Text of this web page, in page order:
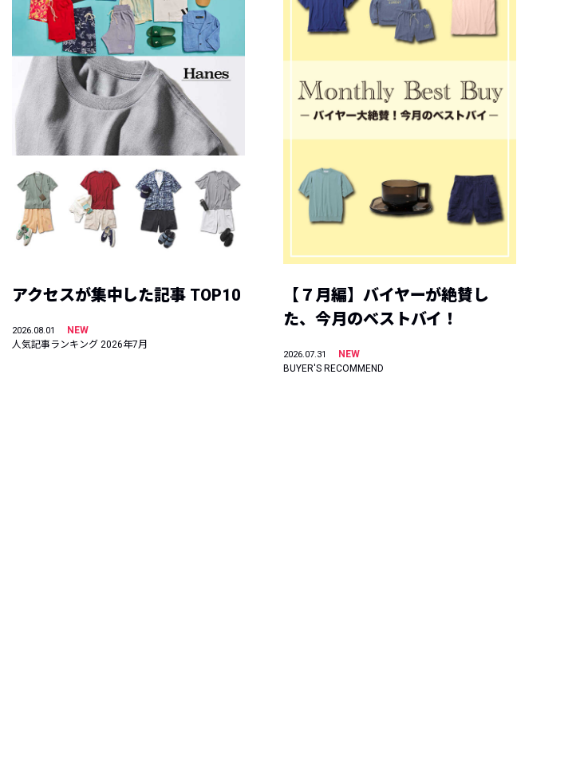
アクセスが集中した記事 TOP10
2026.08.01
NEW
人気記事ランキング 2026年7月
【７月編】バイヤーが絶賛し
た、今月のベストバイ！
2026.07.31
NEW
BUYER'S RECOMMEND